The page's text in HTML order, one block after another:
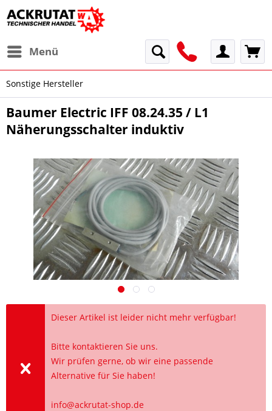
Menü
Sonstige Hersteller
Baumer Electric IFF 08.24.35 / L1
Näherungsschalter induktiv
Dieser Artikel ist leider nicht mehr verfügbar!
Bitte kontaktieren Sie uns.
Wir prüfen gerne, ob wir eine passende
Alternative für Sie haben!
info@ackrutat-shop.de